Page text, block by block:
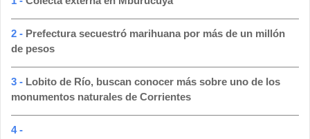
2 - Prefectura secuestró marihuana por más de un millón
de pesos
3 - Lobito de Río, buscan conocer más sobre uno de los
monumentos naturales de Corrientes
4 -